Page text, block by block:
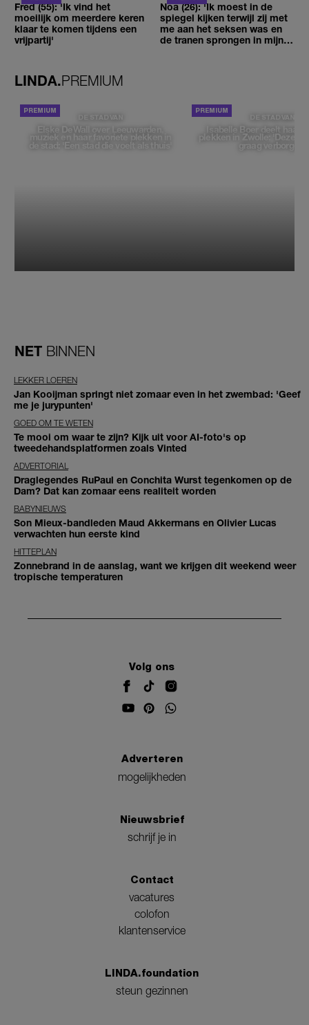
Fred (55): 'Ik vind het
moeilijk om meerdere keren
klaar te komen tijdens een
vrijpartij'
Noa (26): 'Ik moest in de
spiegel kijken terwijl zij met
me aan het seksen was en
de tranen sprongen in mijn
LINDA.PREMIUM
DE STAD VAN
Elske DeWall over Leeuwarden,
muziek en haar favoriete plekken in
de stad: 'Een stad die voelt als thuis'
DE STAD VAN
Isabelle Boer deelt haar
plekken in Zwolle: 'Deze
graag verborgen'
NET BINNEN
LEKKER LOEREN
Jan Kooijman springt niet zomaar even in het zwembad: 'Geef
me je jurypunten'
GOED OM TE WETEN
Te mooi om waar te zijn? Kijk uit voor AI-foto's op
tweedehandsplatformen zoals Vinted
ADVERTORIAL
Draglegendes RuPaul en Conchita Wurst tegenkomen op de
Dam? Dat kan zomaar eens realiteit worden
BABYNIEUWS
Son Mieux-bandleden Maud Akkermans en Olivier Lucas
verwachten hun eerste kind
HITTEPLAN
Zonnebrand in de aanslag, want we krijgen dit weekend weer
tropische temperaturen
Volg ons
Adverteren
mogelijkheden
Nieuwsbrief
schrijf je in
Contact
vacatures
colofon
klantenservice
LINDA.foundation
steun gezinnen